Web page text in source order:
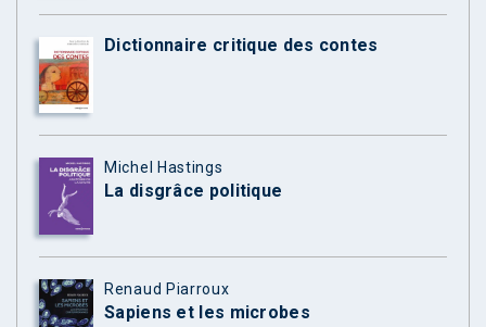
Dictionnaire critique des contes
Michel Hastings
La disgrâce politique
Renaud Piarroux
Sapiens et les microbes